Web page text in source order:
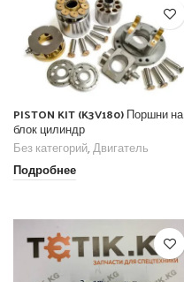
PISTON KIT (K3V180) Поршни на
блок цилиндр
Без категорий, Двигатель
Подробнее